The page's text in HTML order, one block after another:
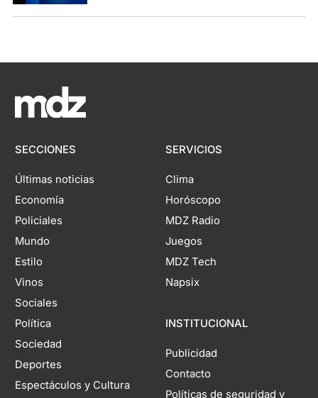
SECCIONES
Últimas noticias
Economía
Policiales
Mundo
Estilo
Vinos
Sociales
Política
Sociedad
Deportes
Espectáculos y Cultura
SERVICIOS
Clima
Horóscopo
MDZ Radio
Juegos
MDZ Tech
Napsix
INSTITUCIONAL
Publicidad
Contacto
Políticas de seguridad y